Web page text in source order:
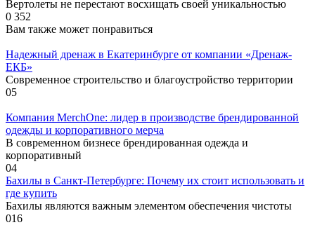
Вертолеты не перестают восхищать своей уникальностью
0 352
Вам также может понравиться
Надежный дренаж в Екатеринбурге от компании «Дренаж-
ЕКБ»
Современное строительство и благоустройство территории
05
Компания MerchOne: лидер в производстве брендированной
одежды и корпоративного мерча
В современном бизнесе брендированная одежда и
корпоративный
04
Бахилы в Санкт-Петербурге: Почему их стоит использовать и
где купить
Бахилы являются важным элементом обеспечения чистоты
016